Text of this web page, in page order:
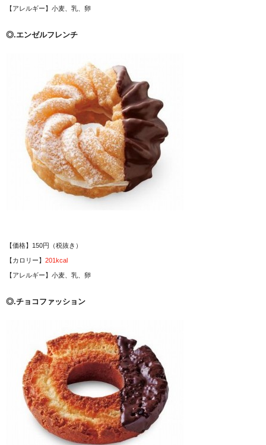
【アレルギー】小麦、乳、卵
◎.エンゼルフレンチ
【価格】150円（税抜き）
【カロリー】 201kcal
【アレルギー】小麦、乳、卵
◎.チョコファッション